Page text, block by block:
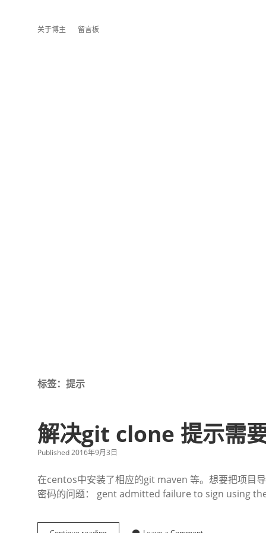
关于博主 留言板
标签：提示
解决git clone 提示需
Published 2016年9月3日
在centos中安装了相应的git maven 等。想要把项目
密码的问题： gent admitted failure to sign using